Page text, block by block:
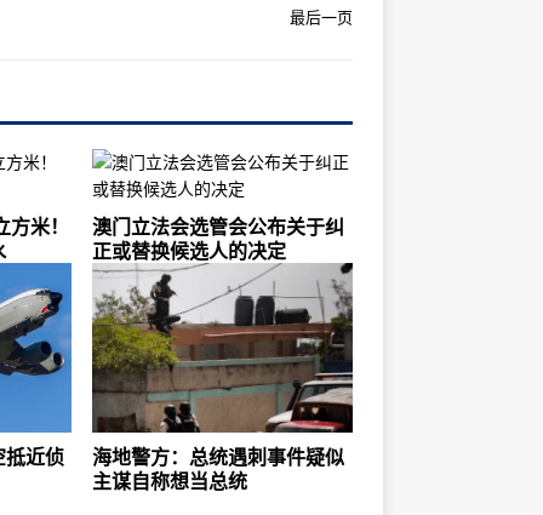
最后一页
米！
澳门立法会选管会公布关于纠
正或替换候选人的决定
近侦
海地警方：总统遇刺事件疑似
主谋自称想当总统